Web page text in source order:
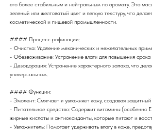
его более стабильным и нейтральным по аромату. Это
зеленый или желтоватый цвет и легкую текстуру, что
косметической и пищевой промышленности.
#### Процесс рафинации:
- Очистка: Удаление механических и нежелательных
- Обезвоживание: Устранение влаги для повышения срока
- Дезодорация: Устранение характерного запаха, что
универсальным.
#### Функции:
- Эмолент: Смягчает и увлажняет кожу, создавая
- Питательное средство: Содержит витамины (особенно
жирные кислоты и антиоксиданты, которые питают и
- Увлажнитель: Помогает удерживать влагу в коже,